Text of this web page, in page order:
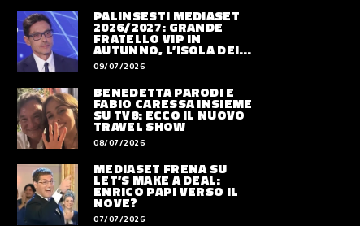
PALINSESTI MEDIASET
2026/2027: GRANDE
FRATELLO VIP IN
AUTUNNO, L’ISOLA DEI
FAMOSI SLITTA AL 2027
09/07/2026
BENEDETTA PARODI E
FABIO CARESSA INSIEME
SU TV8: ECCO IL NUOVO
TRAVEL SHOW
08/07/2026
MEDIASET FRENA SU
LET’S MAKE A DEAL:
ENRICO PAPI VERSO IL
NOVE?
07/07/2026